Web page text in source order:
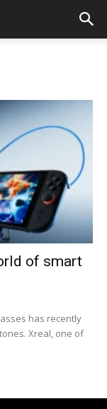
of smart
has recently
Xreal, one of